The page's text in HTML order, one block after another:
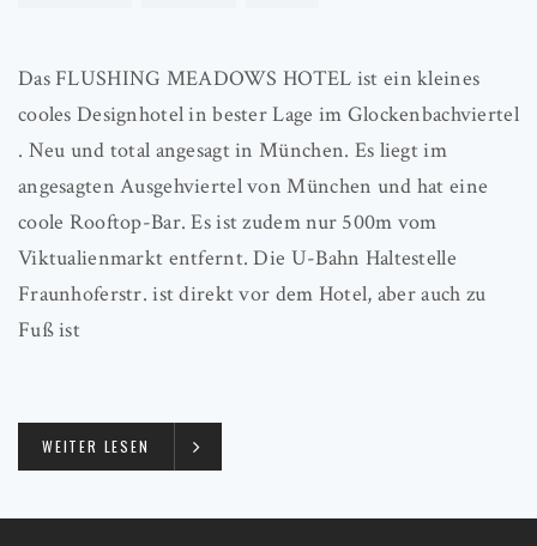
Das FLUSHING MEADOWS HOTEL ist ein kleines
cooles Designhotel in bester Lage im Glockenbachviertel
. Neu und total angesagt in München. Es liegt im
angesagten Ausgehviertel von München und hat eine
coole Rooftop-Bar. Es ist zudem nur 500m vom
Viktualienmarkt entfernt. Die U-Bahn Haltestelle
Fraunhoferstr. ist direkt vor dem Hotel, aber auch zu
Fuß ist
WEITER LESEN